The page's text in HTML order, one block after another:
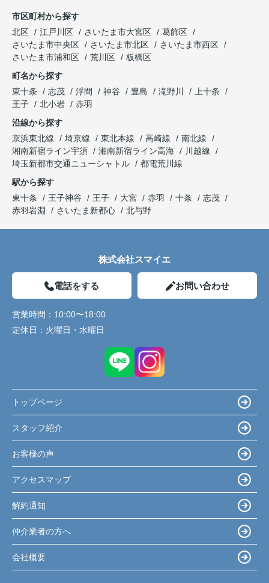
市区町村から探す
北区
江戸川区 さいたま市大宮区
葛飾区
さいたま市中央区
さいたま市北区
さいたま市西区
さいたま市浦和区
荒川区
板橋区
町名から探す
東十条
志茂 浮間 神谷 豊島 滝野川
上十条
王子
北小岩
赤羽
沿線から探す
京浜東北線
埼京線 東北本線 高崎線
南北線
湘南新宿ライン宇須
湘南新宿ライン高海
川越線
埼玉新都市交通ニューシャトル
都電荒川線
駅から探す
東十条
王子神谷 王子 大宮 赤羽 十条
志茂
赤羽岩淵
さいたま新都心 北与野
株式会社スマイエ
電話をする お問い合わせ
営業時間： 10:00〜18:00
定休日： 火曜日・水曜日
トップページ
スタッフ紹介
お客様の声
アクセスマップ
解約通知
仲介業者の方へ
会社概要